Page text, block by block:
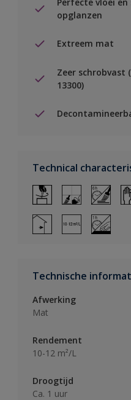
opglanzen
Extreem mat
Zeer schrobvast
13300)
Technical
Technische
Afwerking
Mat
Rendement
10-12 m²/L
Droogtijd
Ca. 1 uur